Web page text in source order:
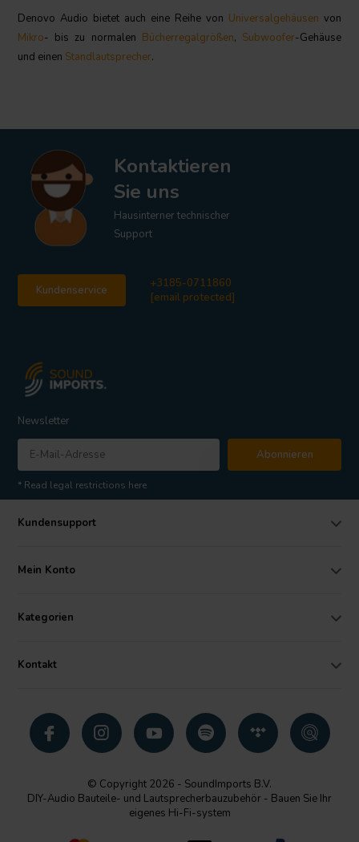
Denovo Audio bietet auch eine Reihe von Universalgehäusen von
Mikro- bis zu normalen Bücherregalgrößen, Subwoofer-Gehäuse
und einen Standlautsprecher.
Kontaktieren
Sie uns
Hausinterner technischer
Support
Kundenservice
+3185-0711860
[email protected]
Newsletter
Abonnieren
* Read legal restrictions here
Kundensupport
Mein Konto
Kategorien
Kontakt
© Copyright 2026 - SoundImports B.V.
DIY-Audio Bauteile- und Lautsprecherbauzubehör - Bauen Sie Ihr
eigenes Hi-Fi-system